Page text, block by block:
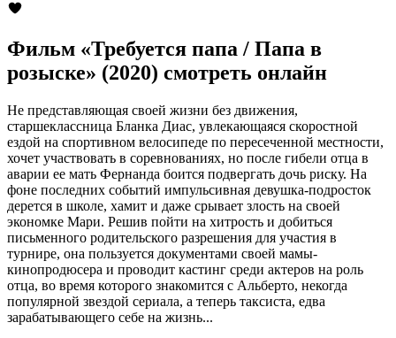
Фильм «Требуется папа / Папа в
розыске» (2020) смотреть онлайн
Не представляющая своей жизни без движения,
старшеклассница Бланка Диас, увлекающаяся скоростной
ездой на спортивном велосипеде по пересеченной местности,
хочет участвовать в соревнованиях, но после гибели отца в
аварии ее мать Фернанда боится подвергать дочь риску. На
фоне последних событий импульсивная девушка-подросток
дерется в школе, хамит и даже срывает злость на своей
экономке Мари. Решив пойти на хитрость и добиться
письменного родительского разрешения для участия в
турнире, она пользуется документами своей мамы-
кинопродюсера и проводит кастинг среди актеров на роль
отца, во время которого знакомится с Альберто, некогда
популярной звездой сериала, а теперь таксиста, едва
зарабатывающего себе на жизнь...